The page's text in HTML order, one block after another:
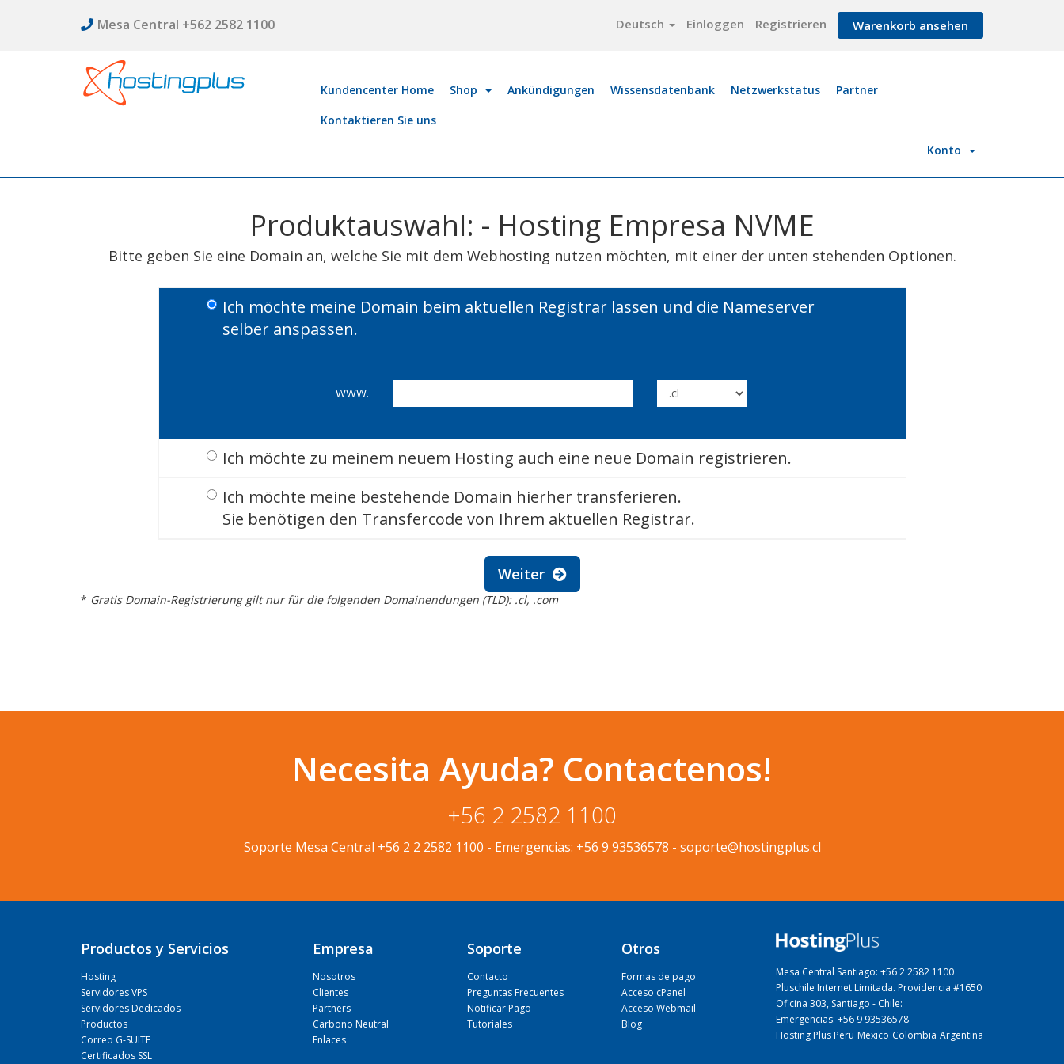
Mesa Central +562 2582 1100 Deutsch Einloggen Registrieren Warenkorb ansehen
Kundencenter Home Shop Ankündigungen Wissensdatenbank Netzwerkstatus
Partner
Kontaktieren Sie uns
Konto
Produktauswahl: - Hosting Empresa NVME
Bitte geben Sie eine Domain an, welche Sie mit dem Webhosting nutzen möchten, mit einer der unten stehenden Optionen.
Ich möchte meine Domain beim aktuellen Registrar lassen und die Nameserver
selber anspassen.
WWW.
Ich möchte zu meinem neuem Hosting auch eine neue Domain registrieren.
Ich möchte meine bestehende Domain hierher transferieren.
Sie benötigen den Transfercode von Ihrem aktuellen Registrar.
Weiter
* Gratis Domain-Registrierung gilt nur für die folgenden Domainendungen (TLD): .cl, .com
Necesita Ayuda? Contactenos!
+56 2 2582 1100
Soporte Mesa Central +56 2 2 2582 1100 - Emergencias: +56 9 93536578 - soporte@hostingplus.cl
Productos y Servicios
Hosting
Servidores VPS
Servidores Dedicados
Productos
Correo G-SUITE
Certificados SSL
Empresa
Nosotros
Clientes
Partners
Carbono Neutral
Enlaces
Soporte
Contacto
Preguntas Frecuentes
Notificar Pago
Tutoriales
Otros
Formas de pago
Acceso cPanel
Acceso Webmail
Blog
Mesa Central Santiago: +56 2 2582 1100
Pluschile Internet Limitada. Providencia #1650
Oficina 303, Santiago - Chile:
Emergencias: +56 9 93536578
Hosting Plus Peru Mexico Colombia Argentina